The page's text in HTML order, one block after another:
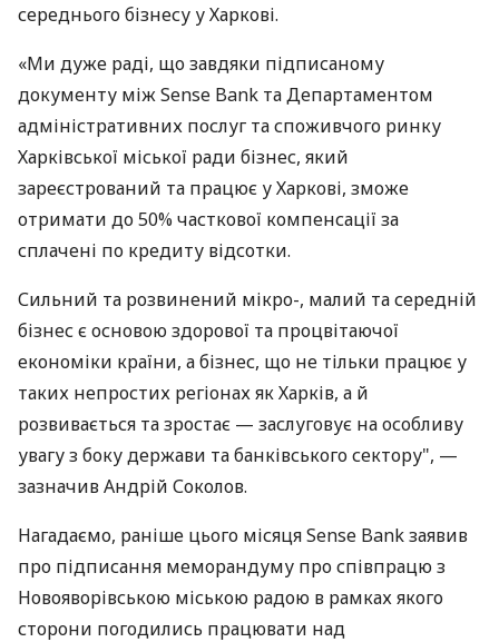
середнього бізнесу у Харкові.
«Ми дуже раді, що завдяки підписаному
документу між Sense Bank та Департаментом
адміністративних послуг та споживчого ринку
Харківської міської ради бізнес, який
зареєстрований та працює у Харкові, зможе
отримати до 50% часткової компенсації за
сплачені по кредиту відсотки.
Сильний та розвинений мікро-, малий та середній
бізнес є основою здорової та процвітаючої
економіки країни, а бізнес, що не тільки працює у
таких непростих регіонах як Харків, а й
розвивається та зростає — заслуговує на особливу
увагу з боку держави та банківського сектору", —
зазначив Андрій Соколов.
Нагадаємо, раніше цього місяця Sense Bank заявив
про підписання меморандуму про співпрацю з
Новояворівською міською радою в рамках якого
сторони погодились працювати над